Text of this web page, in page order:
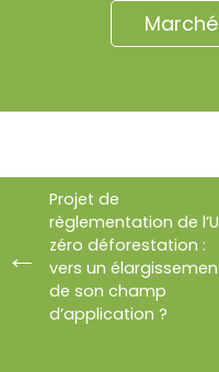
Projet de
règlementation de
zéro déforestation :
vers un
de son champ
d’application ?